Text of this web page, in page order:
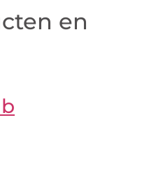
en